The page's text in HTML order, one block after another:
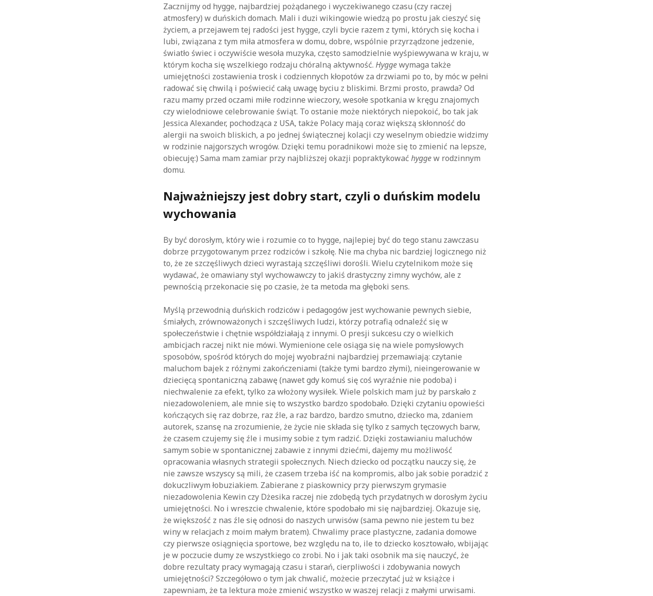
Zacznijmy od hygge, najbardziej pożądanego i wyczekiwanego czasu (czy raczej
atmosfery) w duńskich domach. Mali i duzi wikingowie wiedzą po prostu jak cieszyć się
życiem, a przejawem tej radości jest hygge, czyli bycie razem z tymi, których się kocha i
lubi, związana z tym miła atmosfera w domu, dobre, wspólnie przyrządzone jedzenie,
światło świec i oczywiście wesoła muzyka, często samodzielnie wyśpiewywana w kraju, w
którym kocha się wszelkiego rodzaju chóralną aktywność.Hyggewymaga także
umiejętności zostawienia trosk i codziennych kłopotów za drzwiami po to, by móc w pełni
radować się chwilą i poświecić całą uwagę byciu z bliskimi. Brzmi prosto, prawda? Od
razu mamy przed oczami miłe rodzinne wieczory, wesołe spotkania w kręgu znajomych
czy wielodniowe celebrowanie świąt. To ostanie może niektórych niepokoić, bo tak jak
Jessica Alexander, pochodząca z USA, także Polacy mają coraz większą skłonność do
alergii na swoich bliskich, a po jednej świątecznej kolacji czy weselnym obiedzie widzimy
w rodzinie najgorszych wrogów. Dzięki temu poradnikowi może się to zmienić na lepsze,
obiecuję:) Sama mam zamiar przy najbliższej okazji popraktykowaćhyggew rodzinnym
domu.
Najważniejszy jest dobry start, czyli o duńskim modelu
wychowania
By być dorosłym, który wie i rozumie co to hygge, najlepiej być do tego stanu zawczasu
dobrze przygotowanym przez rodziców i szkołę. Nie ma chyba nic bardziej logicznego niż
to, że ze szczęśliwych dzieci wyrastają szczęśliwi dorośli. Wielu czytelnikom może się
wydawać, że omawiany styl wychowawczy to jakiś drastyczny zimny wychów, ale z
pewnością przekonacie się po czasie, że ta metoda ma głęboki sens.
Myślą przewodnią duńskich rodziców i pedagogów jest wychowanie pewnych siebie,
śmiałych, zrównoważonych i szczęśliwych ludzi, którzy potrafią odnaleźć się w
społeczeństwie i chętnie współdziałają z innymi. O presji sukcesu czy o wielkich
ambicjach raczej nikt nie mówi. Wymienione cele osiąga się na wiele pomysłowych
sposobów, spośród których do mojej wyobraźni najbardziej przemawiają: czytanie
maluchom bajek z różnymi zakończeniami (także tymi bardzo złymi), nieingerowanie w
dziecięcą spontaniczną zabawę (nawet gdy komuś się coś wyraźnie nie podoba) i
niechwalenie za efekt, tylko za włożony wysiłek. Wiele polskich mam już by parskało z
niezadowoleniem, ale mnie się to wszystko bardzo spodobało. Dzięki czytaniu opowieści
kończących się raz dobrze, raz źle, a raz bardzo, bardzo smutno, dziecko ma, zdaniem
autorek, szansę na zrozumienie, że życie nie składa się tylko z samych tęczowych barw,
że czasem czujemy się źle i musimy sobie z tym radzić. Dzięki zostawianiu maluchów
samym sobie w spontanicznej zabawie z innymi dziećmi, dajemy mu możliwość
opracowania własnych strategii społecznych. Niech dziecko od początku nauczy się, że
nie zawsze wszyscy są mili, że czasem trzeba iść na kompromis, albo jak sobie poradzić z
dokuczliwym łobuziakiem. Zabierane z piaskownicy przy pierwszym grymasie
niezadowolenia Kewin czy Dżesika raczej nie zdobędą tych przydatnych w dorosłym życiu
umiejętności. No i wreszcie chwalenie, które spodobało mi się najbardziej. Okazuje się,
że większość z nas źle się odnosi do naszych urwisów (sama pewno nie jestem tu bez
winy w relacjach z moim małym bratem). Chwalimy prace plastyczne, zadania domowe
czy pierwsze osiągnięcia sportowe, bez względu na to, ile to dziecko kosztowało, wbijając
je w poczucie dumy ze wszystkiego co zrobi. No i jak taki osobnik ma się nauczyć, że
dobre rezultaty pracy wymagają czasu i starań, cierpliwości i zdobywania nowych
umiejętności? Szczegółowo o tym jak chwalić, możecie przeczytać już w książce i
zapewniam, że ta lektura może zmienić wszystko w waszej relacji z małymi urwisami.